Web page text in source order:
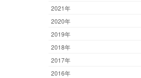
2021年
2020年
2019年
2018年
2017年
2016年